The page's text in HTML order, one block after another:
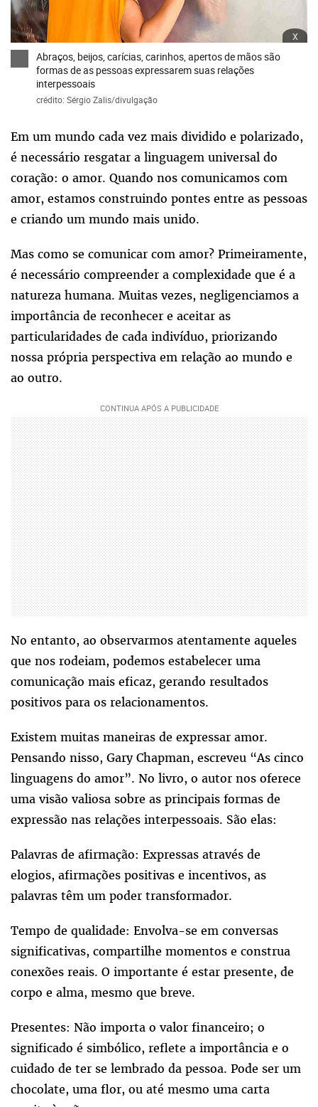
x
Abraços, beijos, carícias, carinhos, apertos de mãos são
formas de as pessoas expressarem suas relações
interpessoais
crédito: Sérgio Zalis/divulgação
Em um mundo cada vez mais dividido e polarizado,
é necessário resgatar a linguagem universal do
coração: o amor. Quando nos comunicamos com
amor, estamos construindo pontes entre as pessoas
e criando um mundo mais unido.
Mas como se comunicar com amor? Primeiramente,
é necessário compreender a complexidade que é a
natureza humana. Muitas vezes, negligenciamos a
importância de reconhecer e aceitar as
particularidades de cada indivíduo, priorizando
nossa própria perspectiva em relação ao mundo e
ao outro.
No entanto, ao observarmos atentamente aqueles
que nos rodeiam, podemos estabelecer uma
comunicação mais eficaz, gerando resultados
positivos para os relacionamentos.
Existem muitas maneiras de expressar amor.
Pensando nisso, Gary Chapman, escreveu “As cinco
linguagens do amor”. No livro, o autor nos oferece
uma visão valiosa sobre as principais formas de
expressão nas relações interpessoais. São elas:
Palavras de afirmação: Expressas através de
elogios, afirmações positivas e incentivos, as
palavras têm um poder transformador.
Tempo de qualidade: Envolva-se em conversas
significativas, compartilhe momentos e construa
conexões reais. O importante é estar presente, de
corpo e alma, mesmo que breve.
Presentes: Não importa o valor financeiro; o
significado é simbólico, reflete a importância e o
cuidado de ter se lembrado da pessoa. Pode ser um
chocolate, uma flor, ou até mesmo uma carta